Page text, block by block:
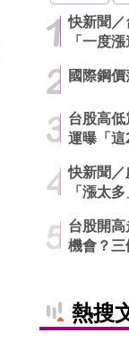
快新聞
「一度
國際鋼
台股高
運曝「
快新聞
「漲太
台股開
機會？
熱搜